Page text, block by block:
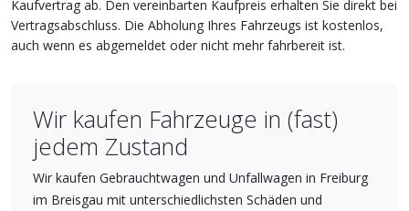
Kaufvertrag ab. Den vereinbarten Kaufpreis erhalten Sie direkt bei
Vertragsabschluss. Die Abholung Ihres Fahrzeugs ist kostenlos,
auch wenn es abgemeldet oder nicht mehr fahrbereit ist.
Wir kaufen Fahrzeuge in (fast)
jedem Zustand
Wir kaufen Gebrauchtwagen und Unfallwagen in Freiburg
im Breisgau mit unterschiedlichsten Schäden und